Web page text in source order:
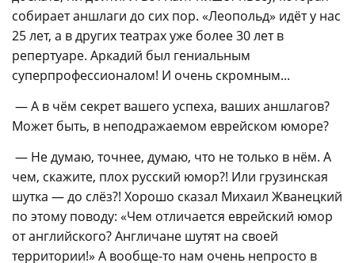
собирает аншлаги до сих пор. «Леопольд» идёт у нас
25 лет, а в других театрах уже более 30 лет в
репертуаре. Аркадий был гениальным
суперпрофессионалом! И очень скромным...
— А в чём секрет вашего успеха, ваших аншлагов?
Может быть, в неподражаемом еврейском юморе?
— Не думаю, точнее, думаю, что не только в нём. А
чем, скажите, плох русский юмор?! Или грузинская
шутка — до слёз?! Хорошо сказал Михаил Жванецкий
по этому поводу: «Чем отличается еврейский юмор
от английского? Англичане шутят на своей
территории!» А вообще-то нам очень непросто в